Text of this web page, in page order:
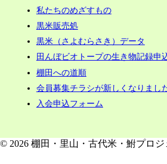
私たちのめざすもの
黒米販売処
黒米（さよむらさき）データ
田んぼビオトープの生き物記録申
棚田への道順
会員募集チラシが新しくなりまし
入会申込フォーム
© 2026 棚田・里山・古代米・鮒プロジ